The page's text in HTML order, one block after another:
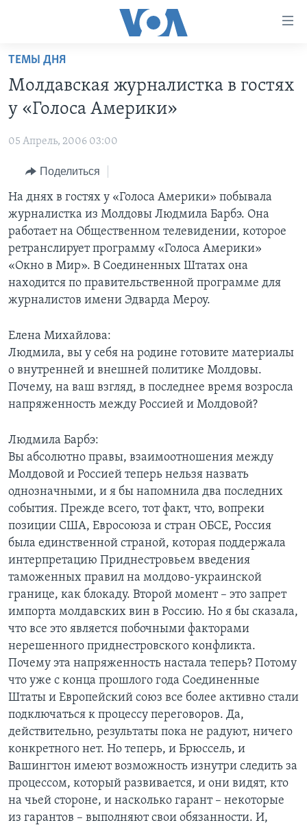
Перейти
основной
контент
Перейти
навигации
Перейти
поиск
ПРОГРАММЫ
НОВОСТИ ЗА МИНУТУ
ИТОГИ
ПОЧЕМУ ЭТО ВАЖНО?
ДИСКУССИЯ VOA
ДЕТАЛИ
НЬЮ-ЙОРК NEW YORK
АМЕРИКА. БОЛЬШОЕ ПУТЕШЕСТВИЕ
УЧИМ АНГЛИЙСКИЙ
НАША АМЕРИКАНСКАЯ ИСТОРИЯ
А КАК В АМЕРИКЕ?
АРТЕФАКТЫ
АМЕРИКАНСКИЕ ГОРОДКИ
ТЕСТЫ
ЭКСПЕРТИЗА
ИНТЕРВЬЮ
ФАКТЫ ПРОТИВ ФЕЙКОВ
ЗА СВОБОДУ ПРЕССЫ
УЧИМ АНГЛИЙСКИЙ
ВИДЕО
ПОДПИСКА НА НОВОСТИ
Learning English
СОЦИАЛЬНЫЕ СЕТИ
ТЕМЫ ДНЯ
Молдавская журналистка в гостях
у «Голоса Америки»
05 Апрель, 2006 03:00
Поделиться
На днях в гостях у «Голоса Америки» побывала
журналистка из Молдовы Людмила Барбэ. Она
работает на Общественном телевидении, которое
ретранслирует программу «Голоса Америки»
«Окно в Мир». В Соединенных Штатах она
находится по правительственной программе для
журналистов имени Эдварда Мероу.
Елена Михайлова:
Людмила, вы у себя на родине готовите материалы
о внутренней и внешней политике Молдовы.
Почему, на ваш взгляд, в последнее время возросла
напряженность между Россией и Молдовой?
Людмила Барбэ:
Вы абсолютно правы, взаимоотношения между
Молдовой и Россией теперь нельзя назвать
однозначными, и я бы напомнила два последних
события. Прежде всего, тот факт, что, вопреки
позиции США, Евросоюза и стран ОБСЕ, Россия
была единственной страной, которая поддержала
интерпретацию Приднестровьем введения
таможенных правил на молдово-украинской
границе, как блокаду. Второй момент – это запрет
импорта молдавских вин в Россию. Но я бы сказала,
что все это является побочными факторами
нерешенного приднестровского конфликта.
Почему эта напряженность настала теперь? Потому
что уже с конца прошлого года Соединенные
Штаты и Европейский союз все более активно стали
подключаться к процессу переговоров. Да,
действительно, результаты пока не радуют, ничего
конкретного нет. Но теперь, и Брюссель, и
Вашингтон имеют возможность изнутри следить за
процессом, который развивается, и они видят, кто
на чьей стороне, и насколько гарант – некоторые
из гарантов – выполняют свои обязанности. И,